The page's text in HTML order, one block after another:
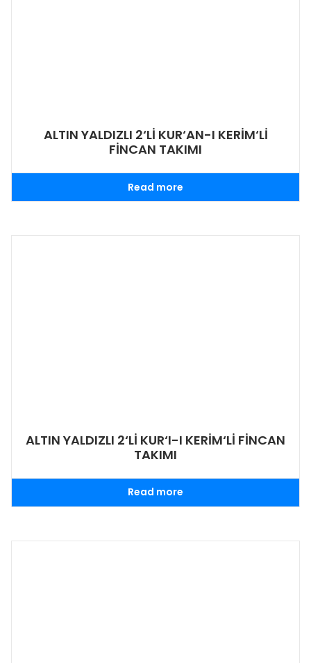
ALTIN YALDIZLI 2‘Lİ KUR‘AN-I KERİM‘Lİ
FİNCAN TAKIMI
Read more
ALTIN YALDIZLI 2‘Lİ KUR‘I-I KERİM‘Lİ FİNCAN
TAKIMI
Read more